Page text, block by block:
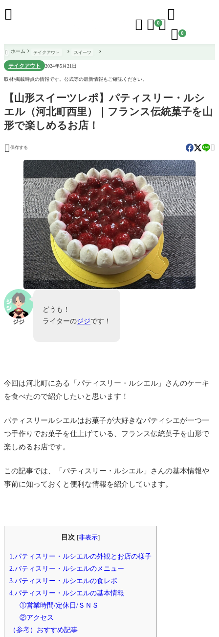
  0

 0

 ホーム テイクアウト スイーツ
テイクアウト 2024年5月21日
取材/掲載時点の情報です。公式等の最新情報もご確認ください。
【山形スイーツレポ】パティスリー・ルシ
エル（河北町西里）｜フランス伝統菓子を山
形で楽しめるお店！
 保存する 
ジジ
どうも！
ライターのジジです！
今回は河北町にある「パティスリー・ルシエル」さんのケーキ
を食べたので紹介したいと思います！
パティスリールシエルはお菓子が大好きなパティシエが一つ一
つ手作りでお菓子を仕上げている、フランス伝統菓子を山形で
楽しめるお店です。
この記事では、「パティスリー・ルシエル」さんの基本情報や
事前に知っておくと便利な情報を紹介しています。
目次 [非表示]
1.パティスリー・ルシエルの外観とお店の様子
2.パティスリー・ルシエルのメニュー
3.パティスリー・ルシエルの食レポ
4.パティスリー・ルシエルの基本情報
①営業時間/定休日/ＳＮＳ
②アクセス
（参考）おすすめ記事